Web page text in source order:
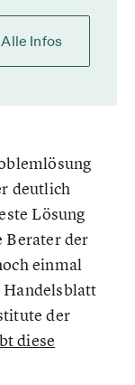
Alle Infos
deutlich
Lösung
Berater der
einmal
Handelsblatt
der
diese